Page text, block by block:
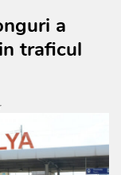
a
traficul